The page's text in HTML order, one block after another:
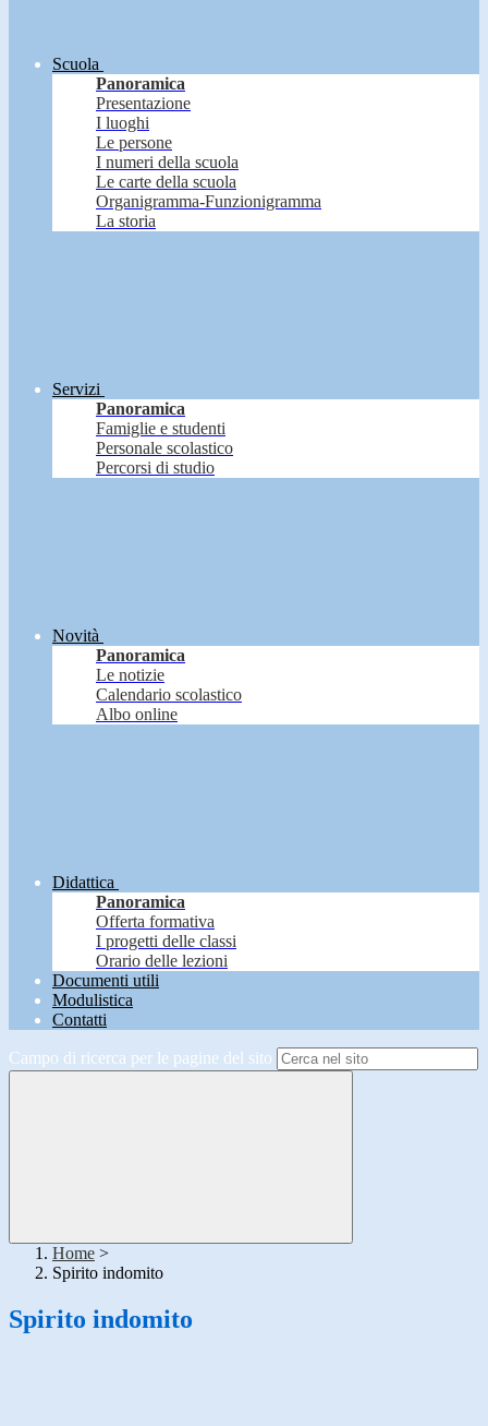
Scuola
Panoramica
Presentazione
I luoghi
Le persone
I numeri della scuola
Le carte della scuola
Organigramma-Funzionigramma
La storia
Servizi
Panoramica
Famiglie e studenti
Personale scolastico
Percorsi di studio
Novità
Panoramica
Le notizie
Calendario scolastico
Albo online
Didattica
Panoramica
Offerta formativa
I progetti delle classi
Orario delle lezioni
Documenti utili
Modulistica
Contatti
Campo di ricerca per le pagine del sito
Home >
Spirito indomito
Spirito indomito